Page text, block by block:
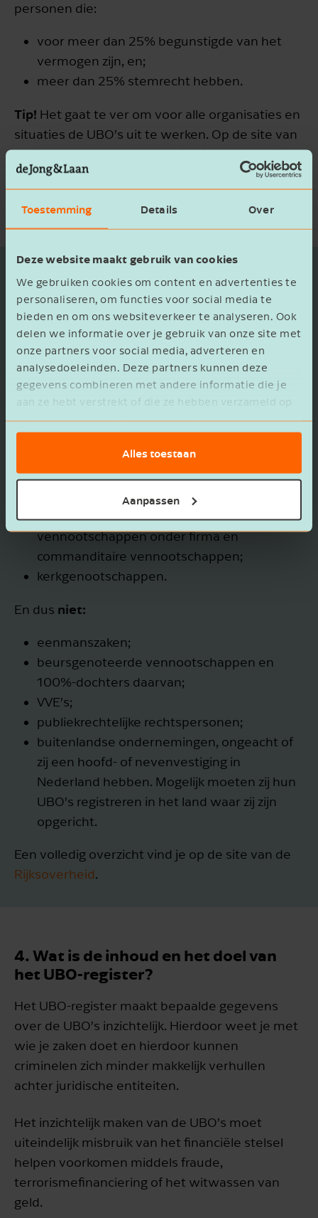
Toestemming Details Over
Deze website maakt gebruik van cookies
We gebruiken cookies om content en advertenties te
personaliseren, om functies voor social media te
bieden en om ons websiteverkeer te analyseren. Ook
delen we informatie over je gebruik van onze site met
onze partners voor social media, adverteren en
analysedoeleinden. Deze partners kunnen deze
gegevens combineren met andere informatie die je
aan ze hebt verstrekt of die ze hebben verzameld op
basis van het gebruik van hun services.
Alles toestaan
Aanpassen
personen die:
voor meer dan 25% begunstigde van het
vermogen zijn, en;
meer dan 25% stemrecht hebben.
Tip! Het gaat te ver om voor alle organisaties en
situaties de UBO’s uit te werken. Op de site van
de kamer van Koophandel vind je veel
informatie per rechtsvorm. En uiteraard kan je
ook contact opnemen met een van onze
adviseurs.
3. Welke ondernemingen en
organisaties hebben een registratie
verplichting?
Niet alle ondernemingen hebben de plicht om
hun UBO’s in te schrijven. Wie wel? In ieder
geval in Nederland opgerichte:
niet-beursgenoteerde bv’s en nv’s;
stichtingen en verenigingen;
coöperaties en onderlinge
waarborgmaatschappijen;
personenvennootschappen: maatschappen,
vennootschappen onder firma en
commanditaire vennootschappen;
kerkgenootschappen.
En dus niet:
eenmanszaken;
beursgenoteerde vennootschappen en
100%-dochters daarvan;
VVE’s;
publiekrechtelijke rechtspersonen;
buitenlandse ondernemingen, ongeacht of
zij een hoofd- of nevenvestiging in
Nederland hebben. Mogelijk moeten zij hun
UBO’s registreren in het land waar zij zijn
opgericht.
Een volledig overzicht vind je op de site van de
Rijksoverheid.
4. Wat is de inhoud en het doel van
het UBO-register?
Het UBO-register maakt bepaalde gegevens
over de UBO’s inzichtelijk. Hierdoor weet je met
wie je zaken doet en hierdoor kunnen
criminelen zich minder makkelijk verhullen
achter juridische entiteiten.
Het inzichtelijk maken van de UBO’s moet
uiteindelijk misbruik van het financiële stelsel
helpen voorkomen middels fraude,
terrorismefinanciering of het witwassen van
geld.